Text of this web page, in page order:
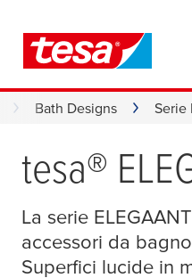
Bath Designs Serie
tesa®
La serie
accessori da
Superfici lucide in